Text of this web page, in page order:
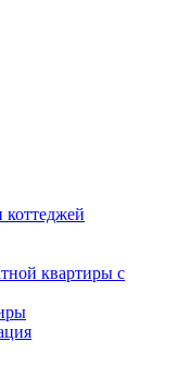
коттеджей
квартиры с